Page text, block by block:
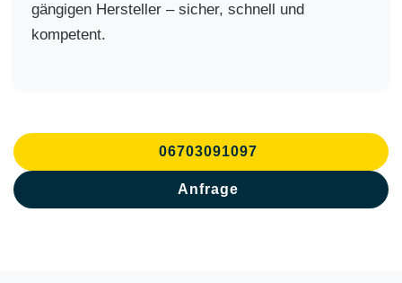
gängigen Hersteller – sicher, schnell und
kompetent.
06703091097
Anfrage